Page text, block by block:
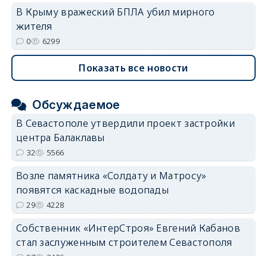
В Крыму вражеский БПЛА убил мирного
жителя
0 6299
Показать все новости
Обсуждаемое
В Севастополе утвердили проект застройки
центра Балаклавы
32 5566
Возле памятника «Солдату и Матросу»
появятся каскадные водопады
29 4228
Собственник «ИнтерСтроя» Евгений Кабанов
стал заслуженным строителем Севастополя